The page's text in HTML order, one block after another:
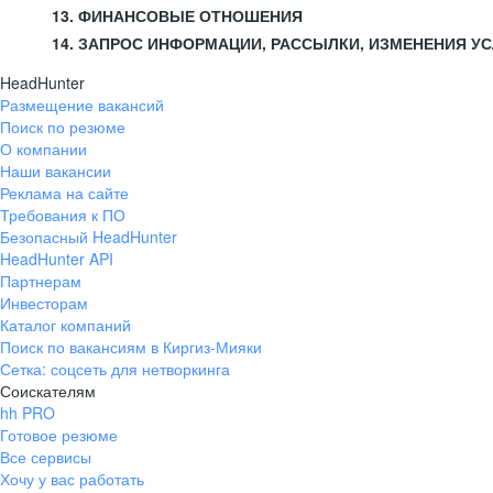
13. ФИНАНСОВЫЕ ОТНОШЕНИЯ
14. ЗАПРОС ИНФОРМАЦИИ, РАССЫЛКИ, ИЗМЕНЕНИЯ
HeadHunter
Размещение вакансий
Поиск по резюме
О компании
Наши вакансии
Реклама на сайте
Требования к ПО
Безопасный HeadHunter
HeadHunter API
Партнерам
Инвесторам
Каталог компаний
Поиск по вакансиям в Киргиз-Мияки
Сетка: соцсеть для нетворкинга
Соискателям
hh PRO
Готовое резюме
Все сервисы
Хочу у вас работать